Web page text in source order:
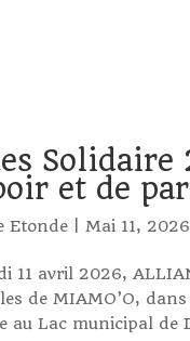
et de
Etonde |Mai 11, 2026
11 avril 2026,
de MIAMO’O,
au Lac municipal